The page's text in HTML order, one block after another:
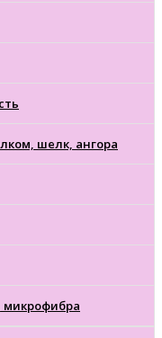
шелк, ангора
микрофибра